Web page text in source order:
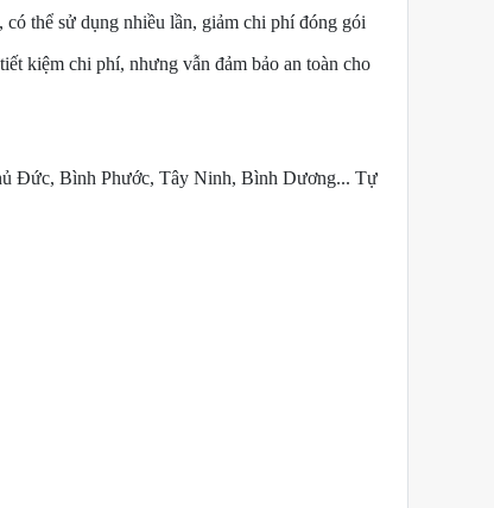
thể sử dụng nhiều lần, giảm chi phí đóng gói
kiệm chi phí, nhưng vẫn đảm bảo an toàn cho
Đức, Bình Phước, Tây Ninh, Bình Dương... Tự